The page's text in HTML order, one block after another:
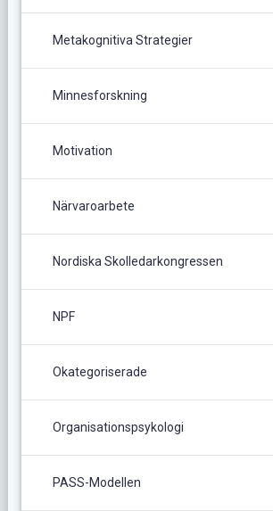
Metakognitiva Strategier
Minnesforskning
Motivation
Närvaroarbete
Nordiska Skolledarkongressen
NPF
Okategoriserade
Organisationspsykologi
PASS-Modellen